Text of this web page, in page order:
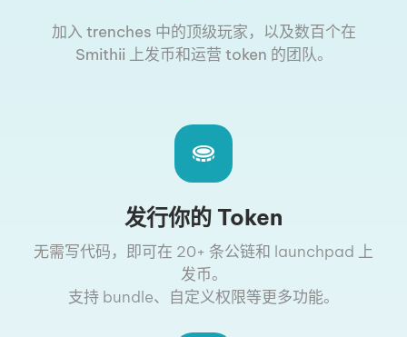
加入 trenches 中的顶级玩家，以及数百个在
Smithii 上发币和运营 token 的团队。
发行你的 Token
无需写代码，即可在 20+ 条公链和 launchpad 上
发币。
支持 bundle、自定义权限等更多功能。